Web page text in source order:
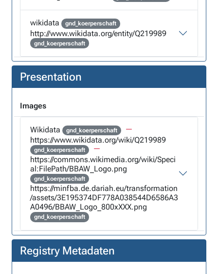
wikidata gnd_koerperschaft
http://www.wikidata.org/entity/Q219989
gnd_koerperschaft
Presentation
Images
Wikidata gnd_koerperschaft
https://www.wikidata.org/wiki/Q219989
gnd_koerperschaft
https://commons.wikimedia.org/wiki/Speci
al:FilePath/BBAW_Logo.png
gnd_koerperschaft
https://minfba.de.dariah.eu/transformation
/assets/3E195374DF778A038544D6586A3
A0496/BBAW_Logo_800xXXX.png
gnd_koerperschaft
Registry Metadaten